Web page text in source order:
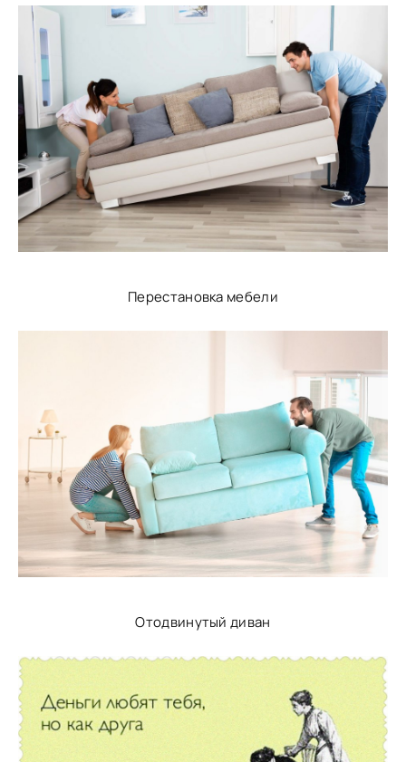
Перестановка мебели
Отодвинутый диван